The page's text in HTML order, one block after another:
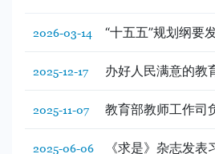
“十五五”规划纲要
2026-03-14
办好人民满意的教
2025-12-17
教育部教师工作司
见》答记者问
2025-11-07
《求是》杂志发
2025-06-06